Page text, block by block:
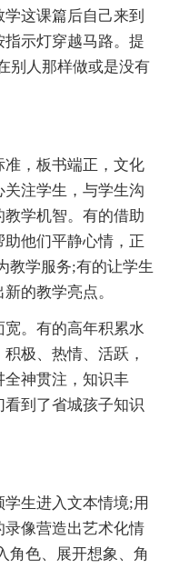
这课篇后自己来到
示灯穿越马路。提
别人那样做或是没有
，板书端正，文化
注学生，与学生沟
学机智。有的借助
他们平静心情，正
教学服务;有的让学生
的教学亮点。
。有的高年积累水
极、热情、活跃，
全神贯注，知识丰
到了省城孩子知识
生进入文本情境;用
像营造出艺术化情
角色、展开想象、角